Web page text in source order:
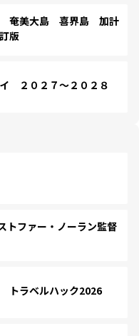
奄美大島 喜界島 加計
版
２０２７～２０２８
ファー・ノーラン監督
トラベルハック2026